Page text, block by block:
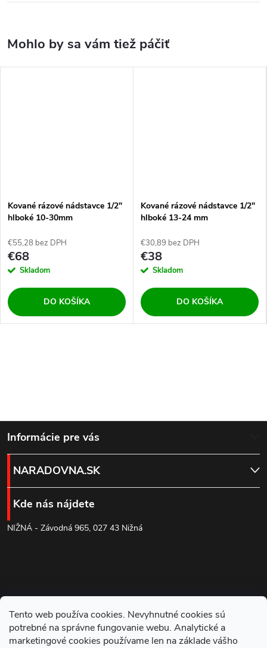
Tento web používa cookies. Nevyhnutné cookies sú
potrebné na správne fungovanie webu. Analytické a
marketingové cookies používame len na základe vášho
Kované rázové nádstavce 1/2"
hlboké 10-30mm
€55,28 bez DPH
€68
Skladom
DO KOŠÍKA
Kované rázové nádstavce 1/2"
hlboké 13-24 mm
€30,89 bez DPH
€38
Skladom
DO KOŠÍKA
Z
á
p
ä
e
Informácie pre vás
NARADOVNA.SK
Kde nás nájdete
NIŽNÁ - Závodná 965, 027 43 Nižná